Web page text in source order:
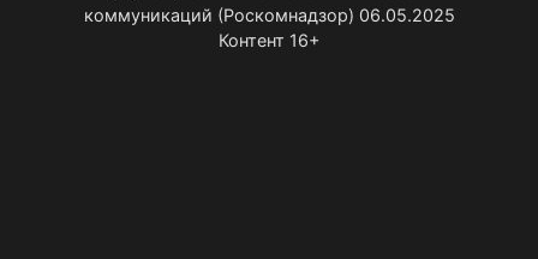
коммуникаций (Роскомнадзор) 06.05.2025
Контент 16+